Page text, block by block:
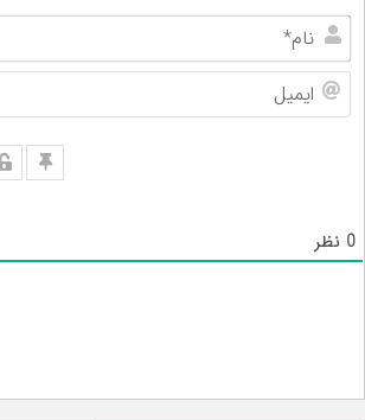
0 نظر